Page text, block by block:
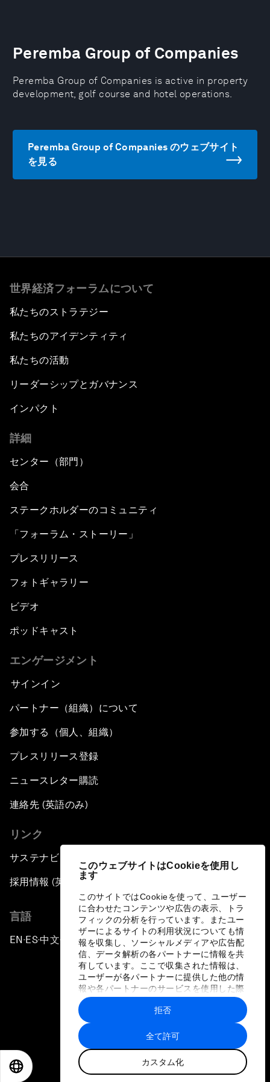
このウェブサイトはCookieを使用し
ます
このサイトではCookieを使って、ユーザー
に合わせたコンテンツや広告の表示、トラ
フィックの分析を行っています。またユー
ザーによるサイトの利用状況についても情
報を収集し、ソーシャルメディアや広告配
信、データ解析の各パートナーに情報を共
有しています。ここで収集された情報は、
ユーザーが各パートナーに提供した他の情
報や各パートナーのサービスを使用した際
に収集された情報と組み合わされ、各パー
トナーによって使用されることがありま
す。
全て許可
カスタム化
拒否
Peremba Group of Companies
Peremba Group of Companies is active in property
development, golf course and hotel operations.
Peremba Group of Companies のウェブサイト
を見る
世界経済フォーラムについて
私たちのストラテジー
私たちのアイデンティティ
私たちの活動
リーダーシップとガバナンス
インパクト
詳細
センター（部門）
会合
ステークホルダーのコミュニティ
「フォーラム・ストーリー」
プレスリリース
フォトギャラリー
ビデオ
ポッドキャスト
エンゲージメント
サインイン
パートナー（組織）について
参加する（個人、組織）
プレスリリース登録
ニュースレター購読
連絡先 (英語のみ)
リンク
サステナビリティへの取り組み
採用情報 (英語のみ)
言語
EN ▪ES▪中文▪ 日本語
プライバシーポリシーと利用規約
サイトマップ
©
世界経済フォーラム